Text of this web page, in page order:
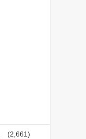
(2,661)